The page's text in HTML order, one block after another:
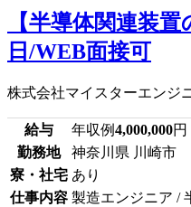
【半導体関連装
日/WEB面接可
株式会社マイスターエンジ
給与 年収例4,000,000円
勤務地
神奈川県 川崎市
寮・社宅 あり
仕事内容 製造エンジニア /